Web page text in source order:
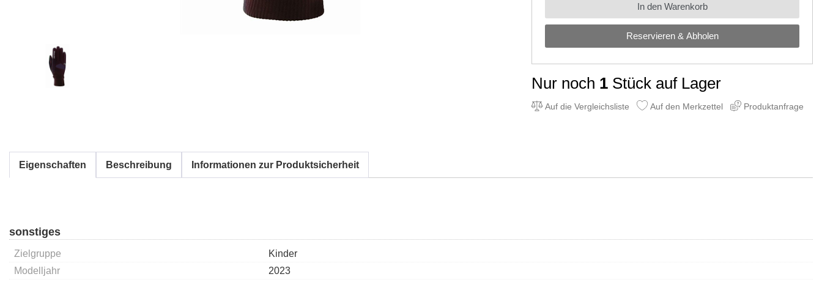
Reservieren & Abholen
In den Warenkorb
Nur noch 1 Stück auf Lager
Auf die Vergleichsliste Auf den Merkzettel Produktanfrage
Eigenschaften Beschreibung Informationen zur Produktsicherheit
sonstiges
Zielgruppe
Kinder
Modelljahr
2023